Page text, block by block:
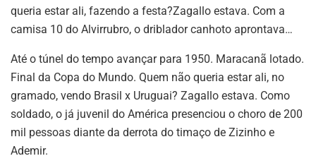
queria estar ali, fazendo a festa?Zagallo estava. Com a
camisa 10 do Alvirrubro, o driblador canhoto aprontava…
Até o túnel do tempo avançar para 1950. Maracanã lotado.
Final da Copa do Mundo. Quem não queria estar ali, no
gramado, vendo Brasil x Uruguai? Zagallo estava. Como
soldado, o já juvenil do América presenciou o choro de 200
mil pessoas diante da derrota do timaço de Zizinho e
Ademir.